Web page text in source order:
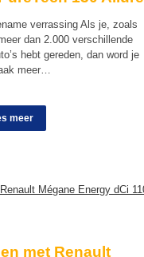
verrassing Als je, zoals
dan 2.000 verschillende
hebt gereden, dan word je
meer…
meer
met Renault